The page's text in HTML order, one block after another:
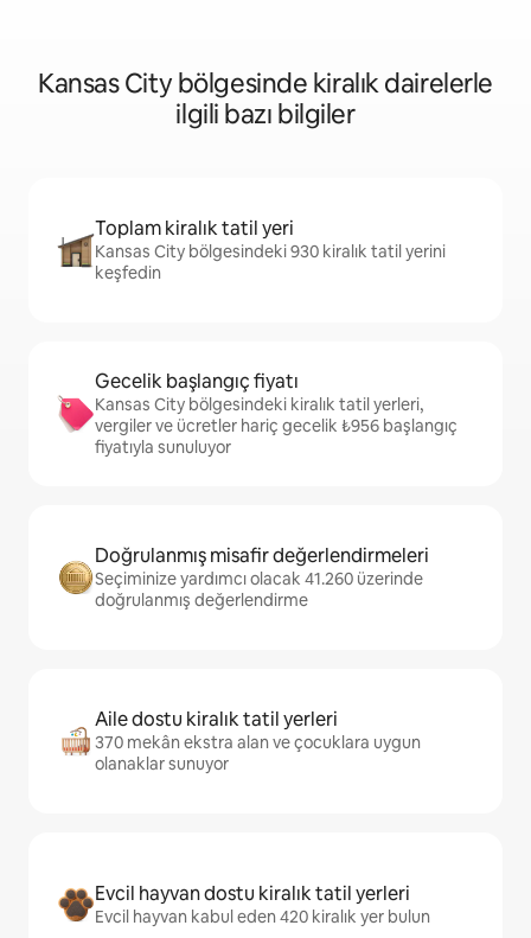
Kansas City bölgesinde kiralık dairelerle
ilgili bazı bilgiler
Toplam kiralık tatil yeri
Kansas City bölgesindeki 930 kiralık tatil yerini
keşfedin
Gecelik başlangıç fiyatı
Kansas City bölgesindeki kiralık tatil yerleri,
vergiler ve ücretler hariç gecelik ₺956 başlangıç
fiyatıyla sunuluyor
Doğrulanmış misafir değerlendirmeleri
Seçiminize yardımcı olacak 41.260 üzerinde
doğrulanmış değerlendirme
Aile dostu kiralık tatil yerleri
370 mekân ekstra alan ve çocuklara uygun
olanaklar sunuyor
Evcil hayvan dostu kiralık tatil yerleri
Evcil hayvan kabul eden 420 kiralık yer bulun